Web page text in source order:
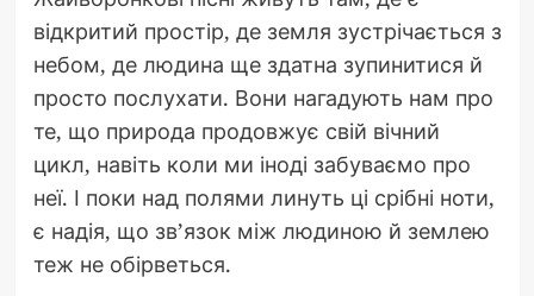
відкритий простір, де земля зустрічається з
небом, де людина ще здатна зупинитися й
просто послухати. Вони нагадують нам про
те, що природа продовжує свій вічний
цикл, навіть коли ми іноді забуваємо про
неї. І поки над полями линуть ці срібні ноти,
є надія, що зв’язок між людиною й землею
теж не обірветься.